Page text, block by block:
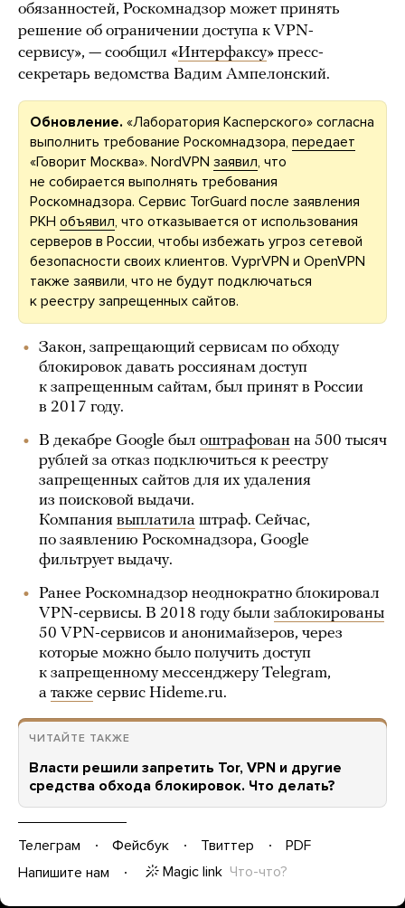
обязанностей, Роскомнадзор может принять
решение об ограничении доступа к VPN-
сервису», — сообщил «Интерфаксу» пресс-
секретарь ведомства Вадим Ампелонский.
Обновление. «Лаборатория Касперского» согласна
выполнить требование Роскомнадзора, передает
«Говорит Москва». NordVPN заявил, что
не собирается выполнять требования
Роскомнадзора. Сервис TorGuard после заявления
РКН объявил, что отказывается от использования
серверов в России, чтобы избежать угроз сетевой
безопасности своих клиентов. VyprVPN и OpenVPN
также заявили, что не будут подключаться
к реестру запрещенных сайтов.
Закон, запрещающий сервисам по обходу
блокировок давать россиянам доступ
к запрещенным сайтам, был принят в России
в 2017 году.
В декабре Google был оштрафован на 500 тысяч
рублей за отказ подключиться к реестру
запрещенных сайтов для их удаления
из поисковой выдачи.
Компания выплатила штраф. Сейчас,
по заявлению Роскомнадзора, Google
фильтрует выдачу.
Ранее Роскомнадзор неоднократно блокировал
VPN-сервисы. В 2018 году были заблокированы
50 VPN-сервисов и анонимайзеров, через
которые можно было получить доступ
к запрещенному мессенджеру Telegram,
а также сервис Hideme.ru.
ЧИТАЙТЕ ТАКЖЕ
Власти решили запретить Tor, VPN и другие
средства обхода блокировок. Что делать?
Телеграм Фейсбук Твиттер
PDF
Напишите нам
Magic link Что-что?